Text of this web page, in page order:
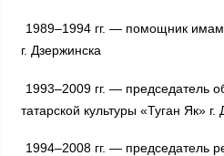
1989–1994 гг. — помощник
г. Дзержинска
1993–2009 гг. — председатель
татарской культуры «Туган Як» г.
1994–2008 гг. — председатель